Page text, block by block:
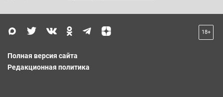
18+
Полная версия сайта
Редакционная политика